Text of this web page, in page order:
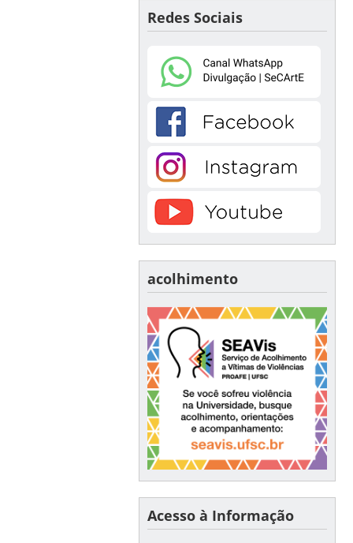
Redes Sociais
acolhimento
Acesso à Informação